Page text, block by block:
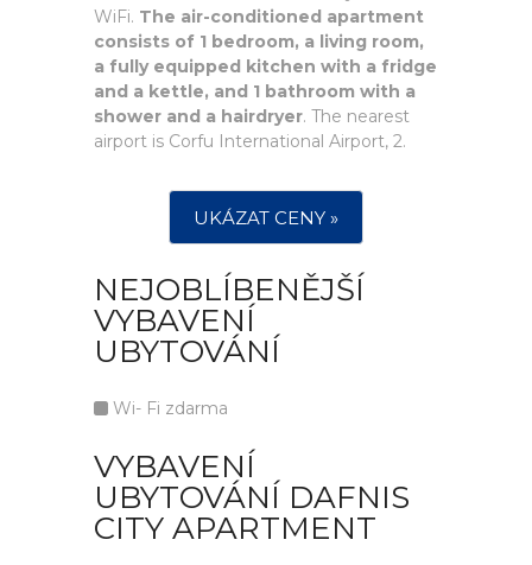
WiFi. The air-conditioned apartment
consists of 1 bedroom, a living room,
a fully equipped kitchen with a fridge
and a kettle, and 1 bathroom with a
shower and a hairdryer. The nearest
airport is Corfu International Airport, 2.
UKÁZAT CENY »
NEJOBLÍBENĚJŠÍ
VYBAVENÍ
UBYTOVÁNÍ
Wi- Fi zdarma
VYBAVENÍ
UBYTOVÁNÍ DAFNIS
CITY APARTMENT